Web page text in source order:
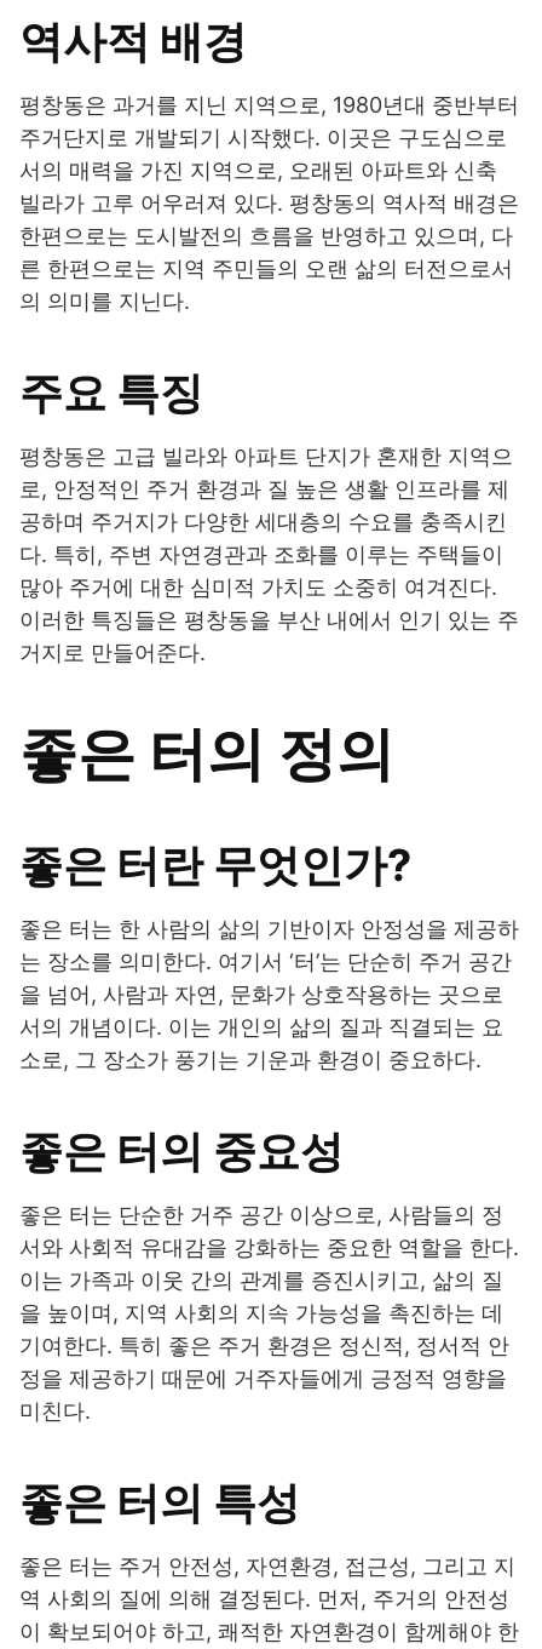
역사적 배경
평창동은 과거를 지닌 지역으로, 1980년대 중반부터
주거단지로 개발되기 시작했다. 이곳은 구도심으로
서의 매력을 가진 지역으로, 오래된 아파트와 신축
빌라가 고루 어우러져 있다. 평창동의 역사적 배경은
한편으로는 도시발전의 흐름을 반영하고 있으며, 다
른 한편으로는 지역 주민들의 오랜 삶의 터전으로서
의 의미를 지닌다.
주요 특징
평창동은 고급 빌라와 아파트 단지가 혼재한 지역으
로, 안정적인 주거 환경과 질 높은 생활 인프라를 제
공하며 주거지가 다양한 세대층의 수요를 충족시킨
다. 특히, 주변 자연경관과 조화를 이루는 주택들이
많아 주거에 대한 심미적 가치도 소중히 여겨진다.
이러한 특징들은 평창동을 부산 내에서 인기 있는 주
거지로 만들어준다.
좋은 터의 정의
좋은 터란 무엇인가?
좋은 터는 한 사람의 삶의 기반이자 안정성을 제공하
는 장소를 의미한다. 여기서 ‘터’는 단순히 주거 공간
을 넘어, 사람과 자연, 문화가 상호작용하는 곳으로
서의 개념이다. 이는 개인의 삶의 질과 직결되는 요
소로, 그 장소가 풍기는 기운과 환경이 중요하다.
좋은 터의 중요성
좋은 터는 단순한 거주 공간 이상으로, 사람들의 정
서와 사회적 유대감을 강화하는 중요한 역할을 한다.
이는 가족과 이웃 간의 관계를 증진시키고, 삶의 질
을 높이며, 지역 사회의 지속 가능성을 촉진하는 데
기여한다. 특히 좋은 주거 환경은 정신적, 정서적 안
정을 제공하기 때문에 거주자들에게 긍정적 영향을
미친다.
좋은 터의 특성
좋은 터는 주거 안전성, 자연환경, 접근성, 그리고 지
역 사회의 질에 의해 결정된다. 먼저, 주거의 안전성
이 확보되어야 하고, 쾌적한 자연환경이 함께해야 한